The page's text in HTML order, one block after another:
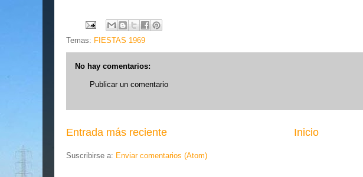
Temas: FIESTAS 1969
No hay comentarios:
Publicar un comentario
Entrada más reciente Inicio
Suscribirse a: Enviar comentarios (Atom)